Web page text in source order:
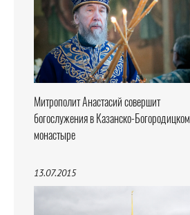
Митрополит Анастасий совершит
богослужения в Казанско-Богородицком
монастыре
13.07.2015